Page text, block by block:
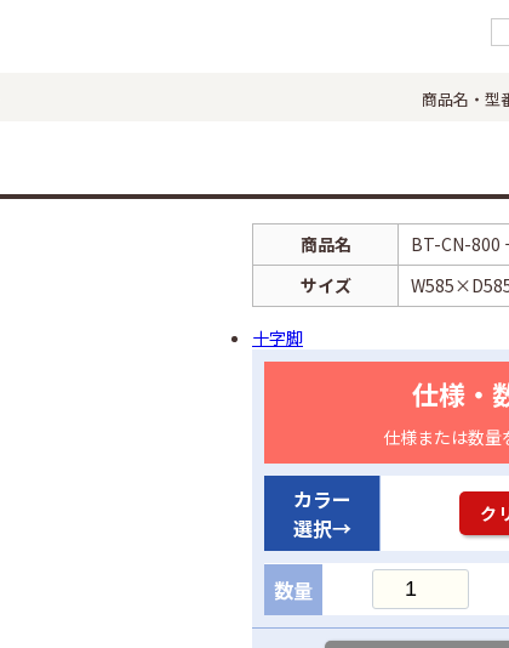
商品名・型
商品名
BT-CN-800
サイズ
十字脚
仕様・
仕様または数量
カラー
選択→
ク
数量